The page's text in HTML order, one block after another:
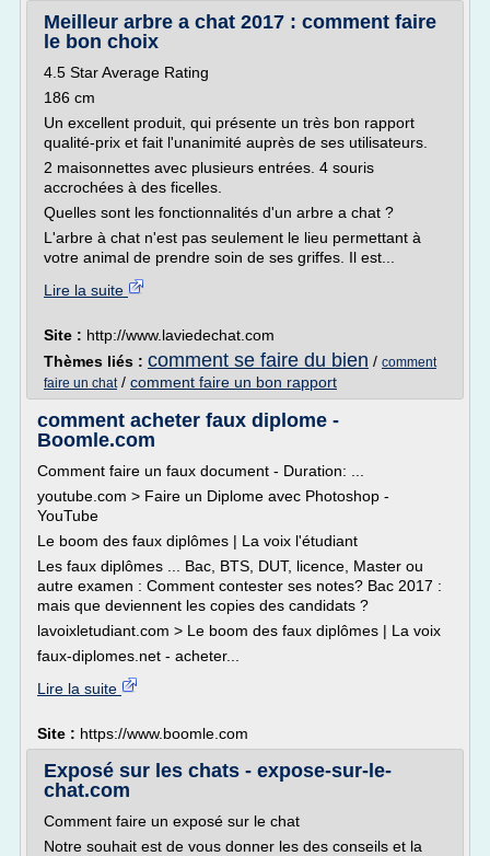
Meilleur arbre a chat 2017 : comment faire
le bon choix
4.5 Star Average Rating
186 cm
Un excellent produit, qui présente un très bon rapport
qualité-prix et fait l'unanimité auprès de ses utilisateurs.
2 maisonnettes avec plusieurs entrées. 4 souris
accrochées à des ficelles.
Quelles sont les fonctionnalités d'un arbre a chat ?
L'arbre à chat n'est pas seulement le lieu permettant à
votre animal de prendre soin de ses griffes. Il est...
Lire la suite
Site : http://www.laviedechat.com
Thèmes liés : comment se faire du bien / comment
faire un chat/ comment faire un bon rapport
comment acheter faux diplome -
Boomle.com
Comment faire un faux document - Duration: ...
youtube.com > Faire un Diplome avec Photoshop -
YouTube
Le boom des faux diplômes | La voix l'étudiant
Les faux diplômes ... Bac, BTS, DUT, licence, Master ou
autre examen : Comment contester ses notes? Bac 2017 :
mais que deviennent les copies des candidats ?
lavoixletudiant.com > Le boom des faux diplômes | La voix
faux-diplomes.net - acheter...
Lire la suite
Site : https://www.boomle.com
Exposé sur les chats - expose-sur-le-
chat.com
Comment faire un exposé sur le chat
Notre souhait est de vous donner les des conseils et la